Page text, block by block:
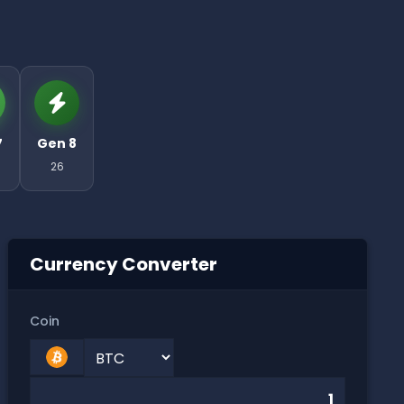
Gen 8
26
Currency Converter
Coin